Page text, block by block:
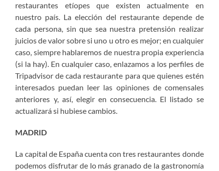
restaurantes etíopes que existen actualmente en
nuestro país. La elección del restaurante depende de
cada persona, sin que sea nuestra pretensión realizar
juicios de valor sobre si uno u otro es mejor; en cualquier
caso, siempre hablaremos de nuestra propia experiencia
(si la hay). En cualquier caso, enlazamos a los perfiles de
Tripadvisor de cada restaurante para que quienes estén
interesados puedan leer las opiniones de comensales
anteriores y, así, elegir en consecuencia. El listado se
actualizará si hubiese cambios.
MADRID
La capital de España cuenta con tres restaurantes donde
podemos disfrutar de lo más granado de la gastronomía